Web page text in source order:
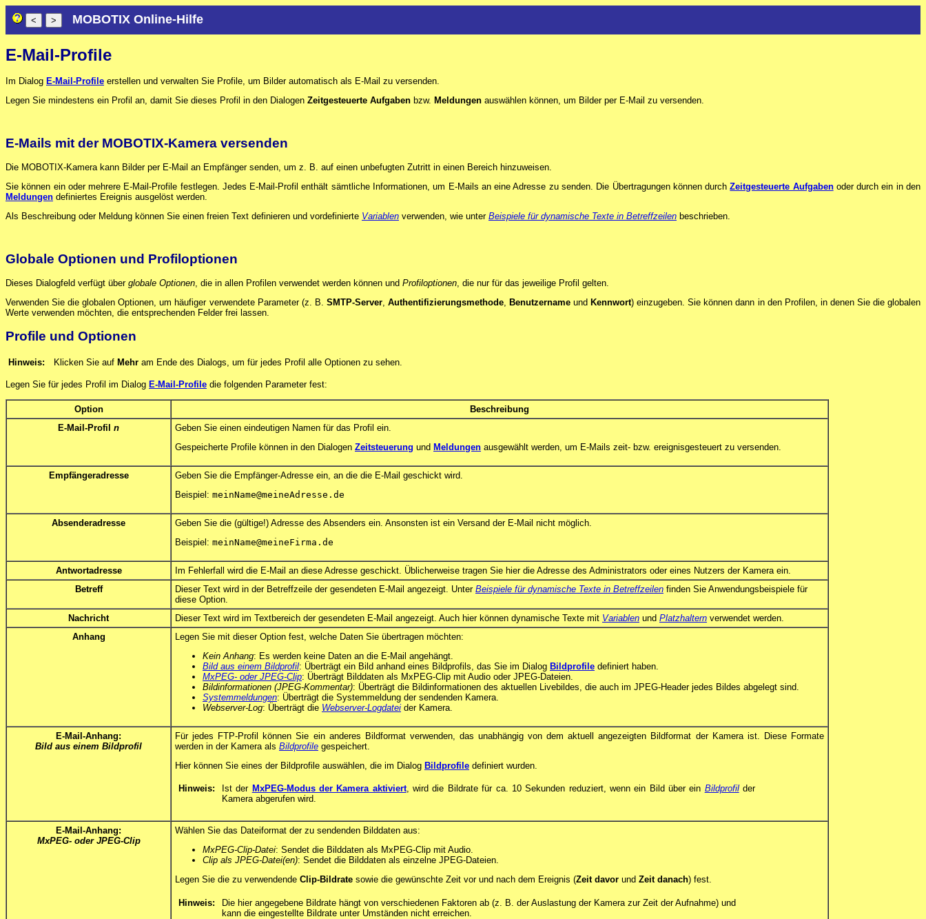
MOBOTIX Online-Hilfe
E-Mail-Profile
Im Dialog E-Mail-Profile erstellen und verwalten Sie Profile, um Bilder automatisch als E-Mail zu versenden.
Legen Sie mindestens ein Profil an, damit Sie dieses Profil in den Dialogen Zeitgesteuerte Aufgaben bzw. Meldungen auswählen können, um Bilder per E-Mail zu versenden.
E-Mails mit der MOBOTIX-Kamera versenden
Die MOBOTIX-Kamera kann Bilder per E-Mail an Empfänger senden, um z. B. auf einen unbefugten Zutritt in einen Bereich hinzuweisen.
Sie können ein oder mehrere E-Mail-Profile festlegen. Jedes E-Mail-Profil enthält sämtliche Informationen, um E-Mails an eine Adresse zu senden. Die Übertragungen können durchZeitgesteuerte Aufgabenoder durch ein in den
Meldungen definiertes Ereignis ausgelöst werden.
Als Beschreibung oder Meldung können Sie einen freien Text definieren und vordefinierte Variablen verwenden, wie unter Beispiele für dynamische Texte in Betreffzeilen beschrieben.
Globale Optionen und Profiloptionen
Dieses Dialogfeld verfügt über globale Optionen , die in allen Profilen verwendet werden können und Profiloptionen , die nur für das jeweilige Profil gelten.
Verwenden Sie die globalen Optionen, um häufiger verwendete Parameter (z. B. SMTP-Server, Authentifizierungsmethode, Benutzernameund Kennwort) einzugeben. Sie können dann in den Profilen, in denen Sie die globalen
Werte verwenden möchten, die entsprechenden Felder frei lassen.
Profile und Optionen
Hinweis: Klicken Sie auf Mehr am Ende des Dialogs, um für jedes Profil alle Optionen zu sehen.
Legen Sie für jedes Profil im Dialog E-Mail-Profile die folgenden Parameter fest:
Option
Beschreibung
E-Mail-Profil n
Geben Sie einen eindeutigen Namen für das Profil ein.
Gespeicherte Profile können in den Dialogen Zeitsteuerung und Meldungen ausgewählt werden, um E-Mails zeit- bzw. ereignisgesteuert zu versenden.
Empfängeradresse
Geben Sie die Empfänger-Adresse ein, an die die E-Mail geschickt wird.
Beispiel: meinName@meineAdresse.de
Absenderadresse
Geben Sie die (gültige!) Adresse des Absenders ein. Ansonsten ist ein Versand der E-Mail nicht möglich.
Beispiel: meinName@meineFirma.de
Antwortadresse
Im Fehlerfall wird die E-Mail an diese Adresse geschickt. Üblicherweise tragen Sie hier die Adresse des Administrators oder eines Nutzers der Kamera ein.
Betreff
Dieser Text wird in der Betreffzeile der gesendeten E-Mail angezeigt. Unter Beispiele für dynamische Texte in Betreffzeilen finden Sie Anwendungsbeispiele für
diese Option.
Nachricht
Dieser Text wird im Textbereich der gesendeten E-Mail angezeigt. Auch hier können dynamische Texte mit Variablen und Platzhaltern verwendet werden.
Anhang
Legen Sie mit dieser Option fest, welche Daten Sie übertragen möchten:
Kein Anhang: Es werden keine Daten an die E-Mail angehängt.
Bild aus einem Bildprofil: Überträgt ein Bild anhand eines Bildprofils, das Sie im Dialog Bildprofile definiert haben.
MxPEG- oder JPEG-Clip: Überträgt Bilddaten als MxPEG-Clip mit Audio oder JPEG-Dateien.
Bildinformationen (JPEG-Kommentar): Überträgt die Bildinformationen des aktuellen Livebildes, die auch im JPEG-Header jedes Bildes abgelegt sind.
Systemmeldungen: Überträgt die Systemmeldung der sendenden Kamera.
Webserver-Log: Überträgt die Webserver-Logdatei der Kamera.
E-Mail-Anhang:
Bild aus einem Bildprofil
Für jedes FTP-Profil können Sie ein anderes Bildformat verwenden, das unabhängig von dem aktuell angezeigten Bildformat der Kamera ist. Diese Formate
werden in der Kamera als Bildprofile gespeichert.
Hier können Sie eines der Bildprofile auswählen, die im Dialog Bildprofile definiert wurden.
Hinweis: Ist der MxPEG-Modus der Kamera aktiviert, wird die Bildrate für ca. 10 Sekunden reduziert, wenn ein Bild über ein Bildprofilder
Kamera abgerufen wird.
E-Mail-Anhang:
MxPEG- oder JPEG-Clip
Wählen Sie das Dateiformat der zu sendenden Bilddaten aus:
MxPEG-Clip-Datei: Sendet die Bilddaten als MxPEG-Clip mit Audio.
Clip als JPEG-Datei(en): Sendet die Bilddaten als einzelne JPEG-Dateien.
Legen Sie die zu verwendende Clip-Bildrate sowie die gewünschte Zeit vor und nach dem Ereignis (Zeit davor und Zeit danach) fest.
Hinweis:
Die hier angegebene Bildrate hängt von verschiedenen Faktoren ab (z. B. der Auslastung der Kamera zur Zeit der Aufnahme) und
kann die eingestellte Bildrate unter Umständen nicht erreichen.